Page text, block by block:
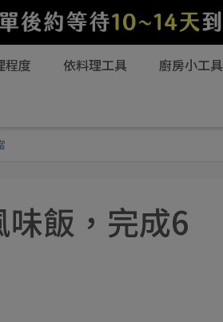
程度 依料理工具 廚房小工具
飯，完成6